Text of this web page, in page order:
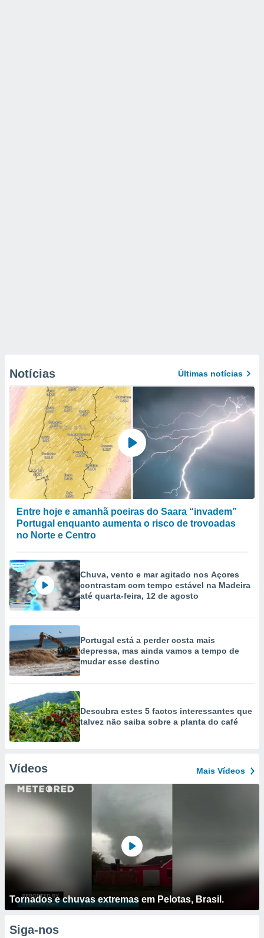
Notícias Últimas notícias
Entre hoje e amanhã poeiras do Saara “invadem”
Portugal enquanto aumenta o risco de trovoadas
no Norte e Centro
Chuva, vento e mar agitado nos Açores
contrastam com tempo estável na Madeira
até quarta-feira, 12 de agosto
Portugal está a perder costa mais
depressa, mas ainda vamos a tempo de
mudar esse destino
Descubra estes 5 factos interessantes que
talvez não saiba sobre a planta do café
Vídeos Mais Vídeos
Tornados e chuvas extremas em Pelotas, Brasil.
Siga-nos